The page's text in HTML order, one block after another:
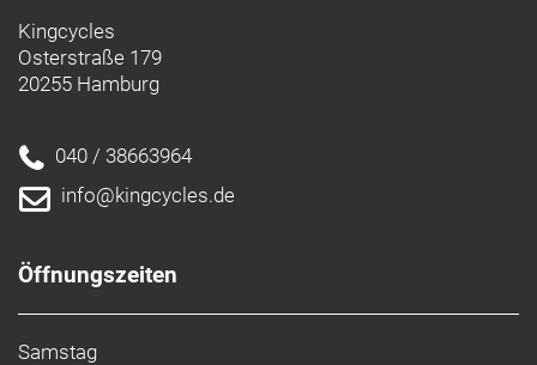
Kingcycles
Osterstraße 179
20255 Hamburg
040 / 38663964
info@kingcycles.de
Öffnungszeiten
Samstag